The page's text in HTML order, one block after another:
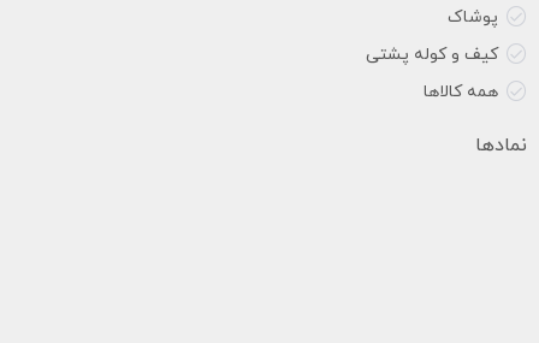
پوشاک
کیف و کوله پشتی
همه کالاها
نمادها